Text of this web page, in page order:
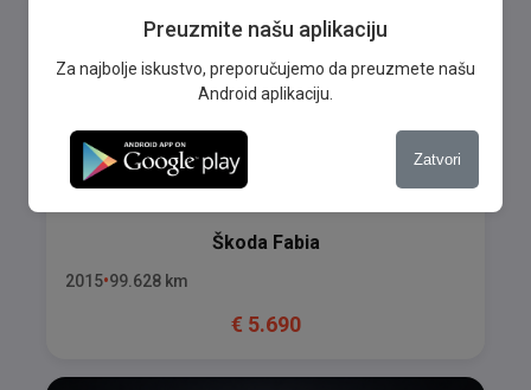
Škoda Fabia
2015 99.628 km
€ 5.690
Preuzmite našu aplikaciju
Za najbolje iskustvo, preporučujemo da preuzmete našu
Android aplikaciju.
Zatvori